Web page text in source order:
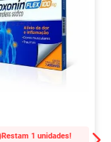
Restam 1 unidades!